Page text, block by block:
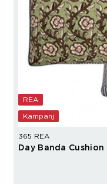
REA
Kampanj
365 REA
Day Banda